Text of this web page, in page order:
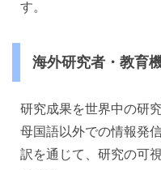
す。
海外研究者・教育
研究成果を世界中の研
母国語以外での情報発
訳を通じて、研究の可